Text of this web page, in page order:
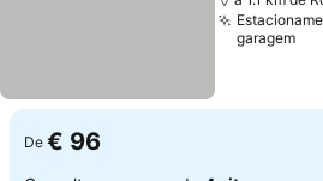
garagem
De € 96